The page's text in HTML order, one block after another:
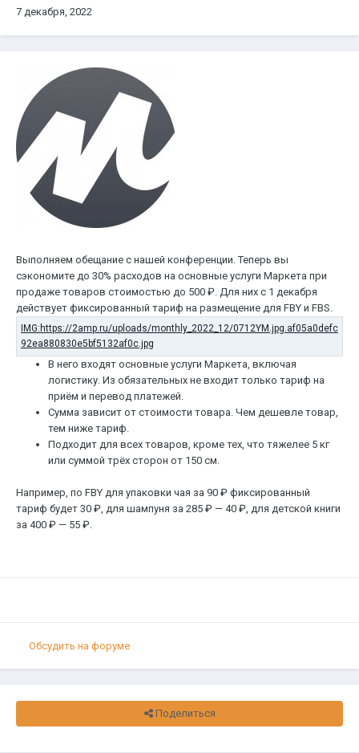
7 декабря, 2022
Выполняем обещание с нашей конференции. Теперь вы
сэкономите до 30% расходов на основные услуги Маркета при
продаже товаров стоимостью до 500 ₽. Для них с 1 декабря
действует фиксированный тариф на размещение для FBY и FBS.
В него входят основные услуги Маркета, включая
логистику. Из обязательных не входит только тариф на
приём и перевод платежей.
Сумма зависит от стоимости товара. Чем дешевле товар,
тем ниже тариф.
Подходит для всех товаров, кроме тех, что тяжелее 5 кг
или суммой трёх сторон от 150 см.
Например, по FBY для упаковки чая за 90 ₽ фиксированный
тариф будет 30 ₽, для шампуня за 285 ₽ — 40 ₽, для детской книги
за 400 ₽ — 55 ₽.
Обсудить на форуме
Поделиться